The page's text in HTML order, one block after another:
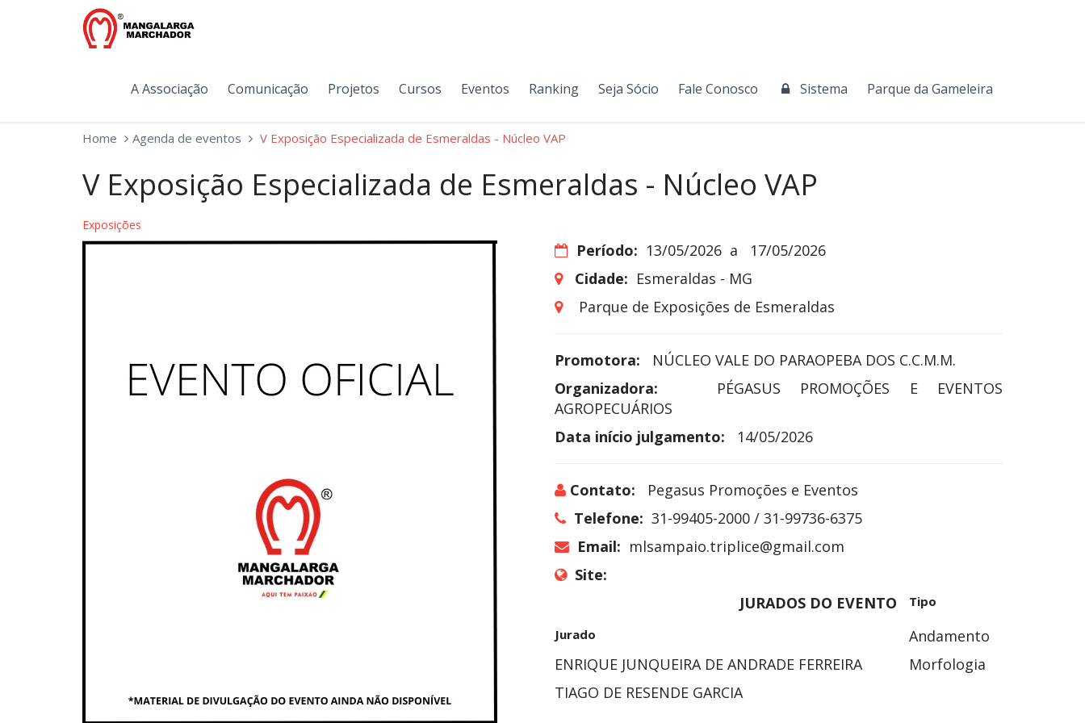
A Associação Comunicação Projetos Cursos Eventos Ranking Seja Sócio Fale Conosco Sistema Parque da Gameleira
Home Agenda de eventos V Exposição Especializada de Esmeraldas - Núcleo VAP
V Exposição Especializada de Esmeraldas - Núcleo VAP
Exposições
Período: 13/05/2026 a 17/05/2026
Cidade: Esmeraldas - MG
Parque de Exposições de Esmeraldas
Promotora:
NÚCLEO VALE DO PARAOPEBA DOS C.C.M.M.
Organizadora:
PÉGASUS PROMOÇÕES E EVENTOS
AGROPECUÁRIOS
Data início julgamento:
14/05/2026
Contato:
Pegasus Promoções e Eventos
Telefone: 31-99405-2000 / 31-99736-6375
Email: mlsampaio.triplice@gmail.com
Site:
JURADOS DO EVENTO
Tipo
Jurado
Andamento
ENRIQUE JUNQUEIRA DE ANDRADE FERREIRA
Morfologia
TIAGO DE RESENDE GARCIA